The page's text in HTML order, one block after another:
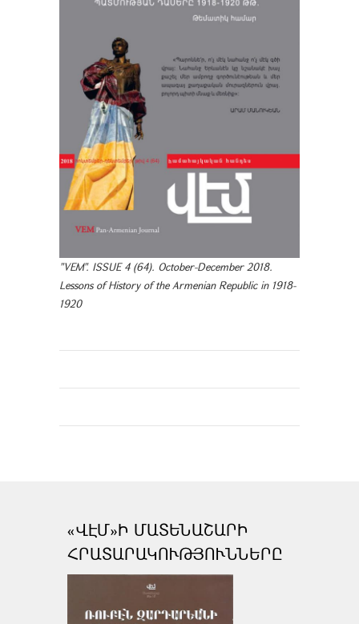
"VEM". ISSUE 4 (64). October-December 2018.
Lessons of History of the Armenian Republic in 1918-
1920
«ՎԷՄ»Ի ՄԱՏԵՆԱՇԱՐԻ
ՀՐԱՏԱՐԱԿՈՒԹՅՈՒՆՆԵՐԸ